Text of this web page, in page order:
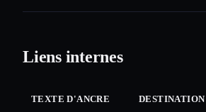
Liens internes
TEXTE D'ANCRE DESTINATION